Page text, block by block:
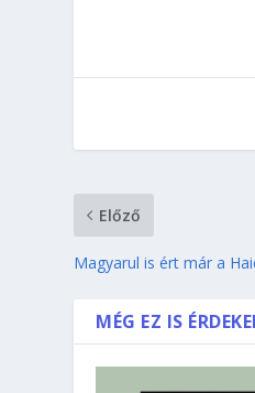
Előző
Magyarul is ért már a
MÉG EZ IS